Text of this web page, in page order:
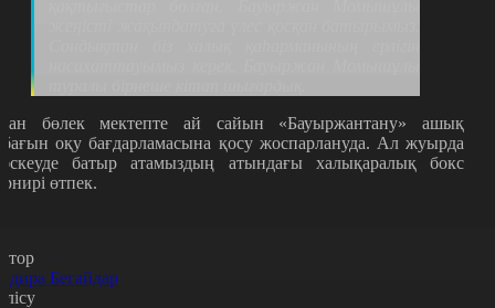
бөлек мектепте ай сайын «Бауыржантану» ашық
оқу бағдарламасына қосу жоспарлануда. Ал жуырда
батыр атамыздың атындағы халықаралық бокс
өтпек.
Бегайдар